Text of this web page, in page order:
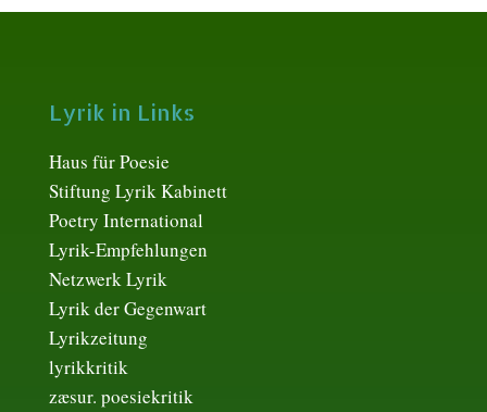
Lyrik in Links
Haus für Poesie
Stiftung Lyrik Kabinett
Poetry International
Lyrik-Empfehlungen
Netzwerk Lyrik
Lyrik der Gegenwart
Lyrikzeitung
lyrikkritik
zæsur. poesiekritik